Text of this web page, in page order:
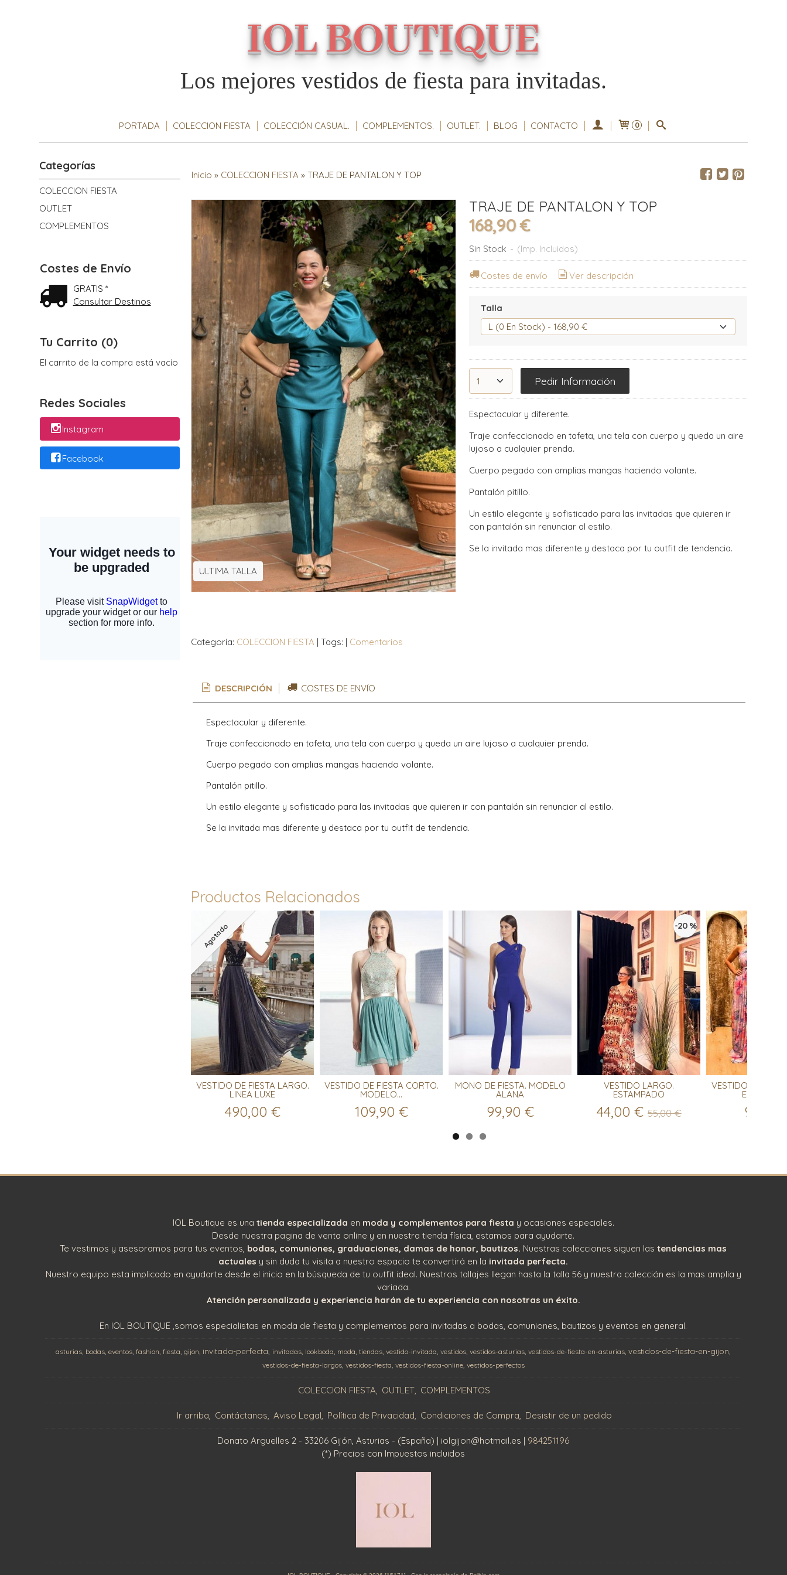
IOL BOUTIQUE
Los mejores vestidos de fiesta para invitadas.
PORTADA COLECCION FIESTA COLECCIÓN CASUAL. COMPLEMENTOS. OUTLET. BLOG CONTACTO 0
Categorías
COLECCION FIESTA
OUTLET
COMPLEMENTOS
Costes de Envío
GRATIS *
Consultar Destinos
Tu Carrito (0)
El carrito de la compra está vacío
Redes Sociales
Instagram
Facebook
Inicio » COLECCION FIESTA »TRAJE DE PANTALON Y TOP
ULTIMA TALLA
TRAJE DE PANTALON Y TOP
168,90 €
Sin Stock - (Imp. Incluidos)
Costes de envío Ver descripción
Talla
Pedir Información
Espectacular y diferente.
Traje confeccionado en tafeta, una tela con cuerpo y queda un aire
lujoso a cualquier prenda.
Cuerpo pegado con amplias mangas haciendo volante.
Pantalón pitillo.
Un estilo elegante y sofisticado para las invitadas que quieren ir
con pantalón sin renunciar al estilo.
Se la invitada mas diferente y destaca por tu outfit de tendencia.
Categoría: COLECCION FIESTA |Tags: | Comentarios
DESCRIPCIÓN COSTES DE ENVÍO
Espectacular y diferente.
Traje confeccionado en tafeta, una tela con cuerpo y queda un aire lujoso a cualquier prenda.
Cuerpo pegado con amplias mangas haciendo volante.
Pantalón pitillo.
Un estilo elegante y sofisticado para las invitadas que quieren ir con pantalón sin renunciar al estilo.
Se la invitada mas diferente y destaca por tu outfit de tendencia.
Productos Relacionados
Agotado
VESTIDO DE FIESTA LARGO.
LINEA LUXE
490,00 €
VESTIDO DE FIESTA CORTO.
MODELO...
109,90 €
MONO DE FIESTA. MODELO
ALANA
99,90 €
-20 %
VESTIDO LARGO.
ESTAMPADO
44,00 € 55,00 €
VESTIDO DE
99,90
IOL Boutique es una tienda especializada en moda y complementos para fiesta y ocasiones especiales.
Desde nuestra pagina de venta online y en nuestra tienda física, estamos para ayudarte.
Te vestimos y asesoramos para tus eventos, bodas, comuniones, graduaciones, damas de honor, bautizos. Nuestras colecciones siguen lastendencias mas
actuales y sin duda tu visita a nuestro espacio te convertirá en la invitada perfecta.
Nuestro equipo esta implicado en ayudarte desde el inicio en la búsqueda de tu outfit ideal. Nuestros tallajes llegan hasta la talla 56 y nuestra colección es la mas amplia y
variada.
Atención personalizada y experiencia harán de tu experiencia con nosotras un éxito.
En IOL BOUTIQUE ,somos especialistas en moda de fiesta y complementos para invitadas a bodas, comuniones, bautizos y eventos en general.
asturias bodas eventos fashion fiesta gijon invitada-perfecta invitadas lookboda moda tiendas vestido-invitada vestidos vestidos-asturias vestidos-de-fiesta-en-asturias vestidos-de-fiesta-en-gijon
vestidos-de-fiesta-largos vestidos-fiesta vestidos-fiesta-online vestidos-perfectos
COLECCION FIESTA OUTLET COMPLEMENTOS
Ir arriba Contáctanos Aviso Legal Política de Privacidad Condiciones de Compra Desistir de un pedido
Donato Arguelles 2 - 33206 Gijón, Asturias - (España) | iolgijon@hotmail.es | 984251196
(*) Precios con Impuestos incluidos